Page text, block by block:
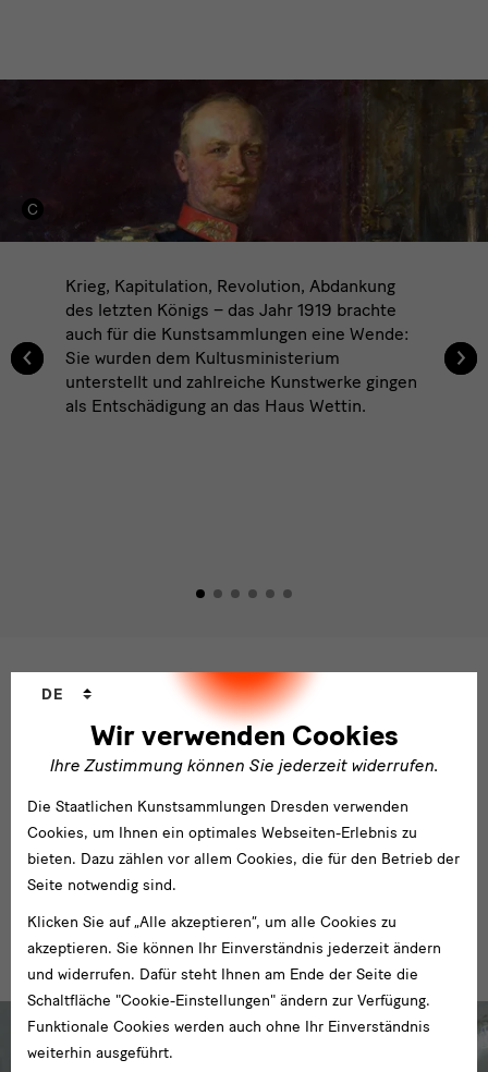
‹
‹
Krieg, Kapitulation, Revolution, Abdankung
des letzten Königs – das Jahr 1919 brachte
auch für die Kunstsammlungen eine Wende:
Sie wurden dem Kultusministerium
unterstellt und zahlreiche Kunstwerke gingen
als Entschädigung an das Haus Wettin.
›
›
und
Wiederaufbau
Mit der deutschen Wiedervereinigung konnte der noch zu DDR-
Zeiten in die Wege geleitete Wiederaufbau des Dresdner
Residenzschlosses zu einer Residenz für Kunst und Wissenschaft
beginnen. Eine Auswahl der Ereignisse der letzten Jahre zeigt
eindrücklich, dass sich die Staatlichen Kunstsammlungen
Beispiele
Wir verwenden Cookies
Ihre Zustimmung können Sie jederzeit widerrufen.
DE
Die Staatlichen Kunstsammlungen Dresden verwenden
Cookies, um Ihnen ein optimales Webseiten-Erlebnis zu
bieten. Dazu zählen vor allem Cookies, die für den Betrieb der
Seite notwendig sind.
Klicken Sie auf „Alle akzeptieren“, um alle Cookies zu
akzeptieren. Sie können Ihr Einverständnis jederzeit ändern
und widerrufen. Dafür steht Ihnen am Ende der Seite die
Schaltfläche "Cookie-Einstellungen" ändern zur Verfügung.
Funktionale Cookies werden auch ohne Ihr Einverständnis
weiterhin ausgeführt.